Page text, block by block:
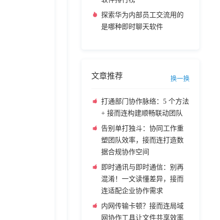
探索华为内部员工交流用的
是哪种即时聊天软件
文章推荐 换一换
打通部门协作脉络：5 个方法
+ 接而连构建顺畅联动团队
告别单打独斗：协同工作重
塑团队效率，接而连打造数
据合规协作空间
即时通讯与即时通信：别再
混淆！一文读懂差异，接而
连适配企业协作需求
内网传输卡顿？接而连局域
网协作工具让文件共享效率